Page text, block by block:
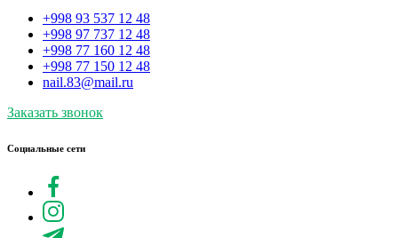
+998 93 537 12 48
+998 97 737 12 48
+998 77 160 12 48
+998 77 150 12 48
nail.83@mail.ru
Заказать звонок
Социальные сети